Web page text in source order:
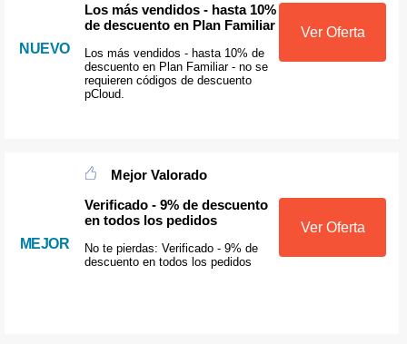
NUEVO
Los más vendidos - hasta 10%
de descuento en Plan Familiar
Los más vendidos - hasta 10% de
descuento en Plan Familiar - no se
requieren códigos de descuento
pCloud.
Ver Oferta
MEJOR
Mejor Valorado
Verificado - 9% de descuento
en todos los pedidos
No te pierdas: Verificado - 9% de
descuento en todos los pedidos
Ver Oferta